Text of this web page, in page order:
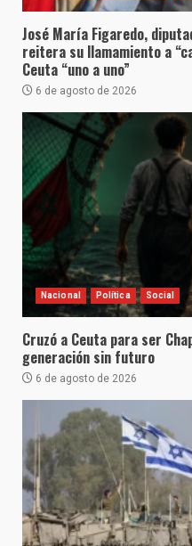
José María Figaredo,
reitera su llamamiento a
Ceuta “uno a uno”
6 de agosto de 2026
Nacional Política Social
Cruzó a Ceuta para ser
generación sin futuro
6 de agosto de 2026